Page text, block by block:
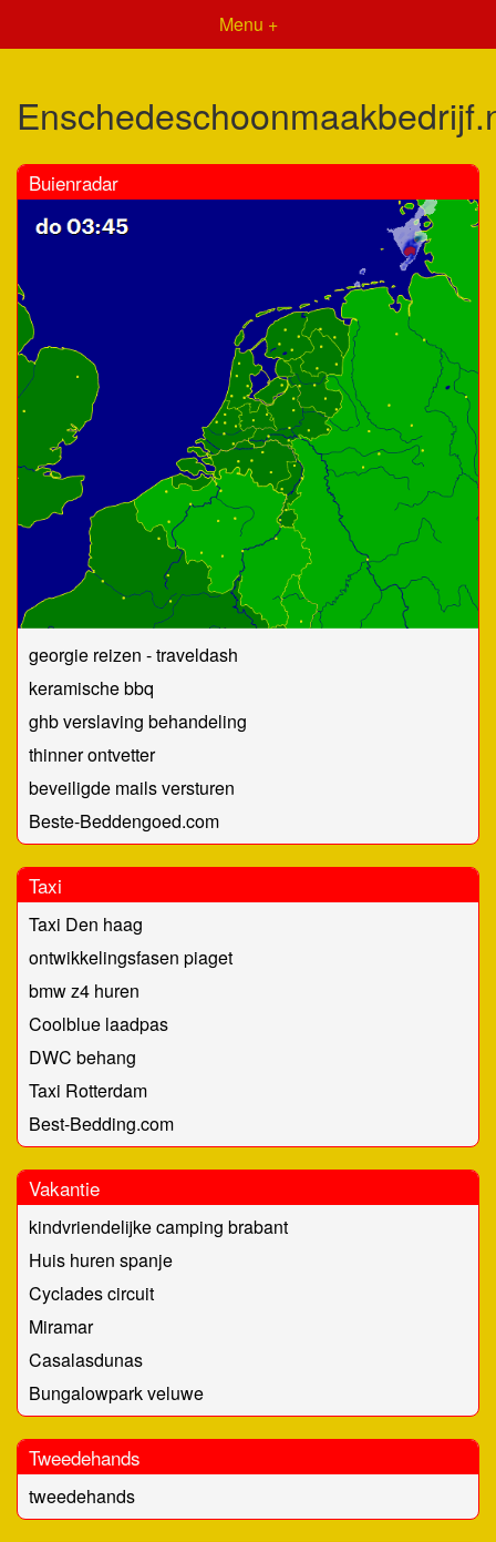
Menu +
Buienradar
georgie reizen - traveldash
keramische bbq
ghb verslaving behandeling
thinner ontvetter
beveiligde mails versturen
Beste-Beddengoed.com
Taxi
Taxi Den haag
ontwikkelingsfasen piaget
bmw z4 huren
Coolblue laadpas
DWC behang
Taxi Rotterdam
Best-Bedding.com
Vakantie
kindvriendelijke camping brabant
Huis huren spanje
Cyclades circuit
Miramar
Casalasdunas
Bungalowpark veluwe
Tweedehands
tweedehands